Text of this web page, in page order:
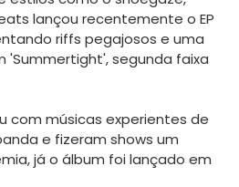
lançou recentemente o EP
riffs pegajosos e uma
segunda faixa
com músicas experientes de
e fizeram shows um
já o álbum foi lançado em